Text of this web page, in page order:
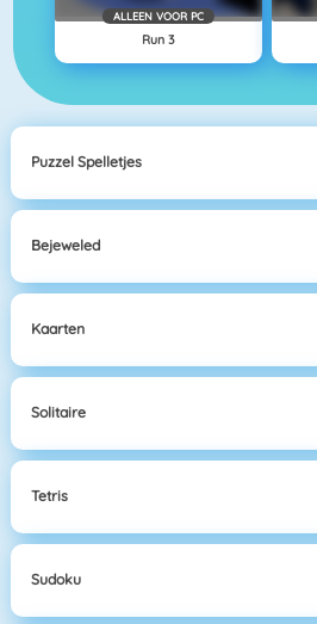
ALLEEN VOOR PC
Run 3
Puzzel Spelletjes
Bejeweled
Kaarten
Solitaire
Tetris
Sudoku